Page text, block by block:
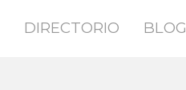
DIRECTORIO BLOG